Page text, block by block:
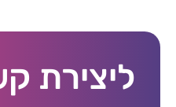
ליצירת